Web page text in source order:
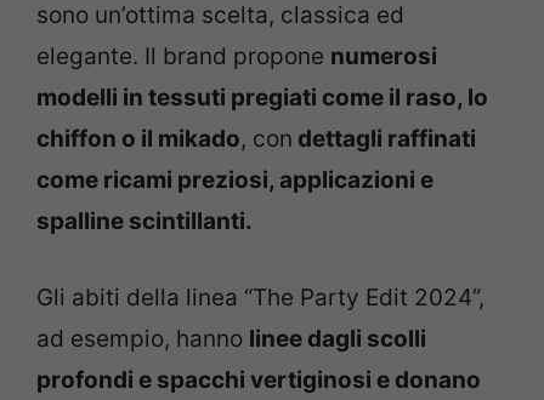
sono un’ottima scelta, classica ed
elegante. Il brand propone numerosi
modelli in tessuti pregiati come il raso, lo
chiffon o il mikado, con dettagli raffinati
come ricami preziosi, applicazioni e
spalline scintillanti.
Gli abiti della linea “The Party Edit 2024”,
ad esempio, hanno linee dagli scolli
profondi e spacchi vertiginosi e donano